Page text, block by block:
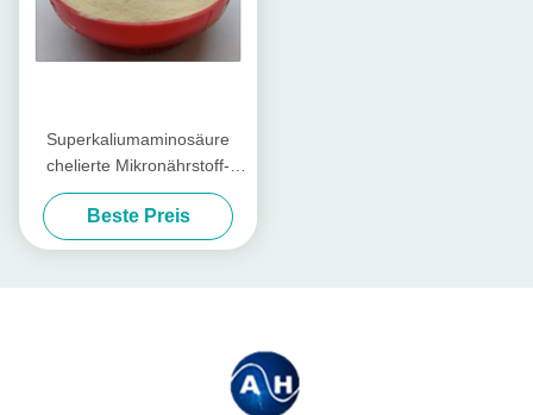
Superkaliumaminosäure
chelierte Mikronährstoff-
Düngemittel mit
hydrolysierten Proteinen
Beste Preis